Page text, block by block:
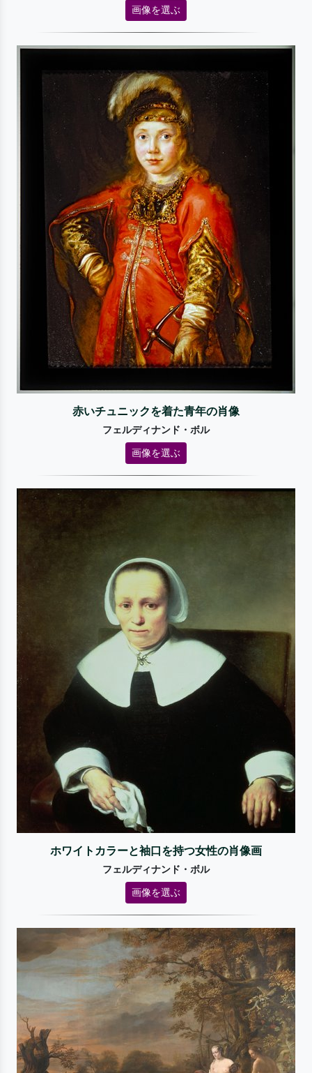
画像を選ぶ
赤いチュニックを着た青年の肖像
フェルディナンド・ボル
画像を選ぶ
ホワイトカラーと袖口を持つ女性の肖像画
フェルディナンド・ボル
画像を選ぶ